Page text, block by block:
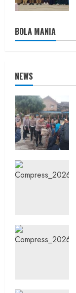
BOLA MANIA
NEWS